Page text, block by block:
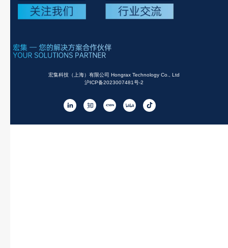
宏集科技（上海）有限公司 Hongrax Technology Co., Ltd
沪ICP备2023007481号-2